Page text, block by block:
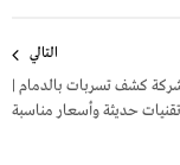
التالي
كشف تسربات بالدمام |
تقنيات حديثة وأسعار مناسبة